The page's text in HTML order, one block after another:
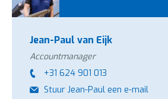
Jean-Paul van Eijk
Accountmanager
+31 624 901 013
Stuur Jean-Paul een e-mail